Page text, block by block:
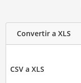
Convertir a XLS
CSV a XLS